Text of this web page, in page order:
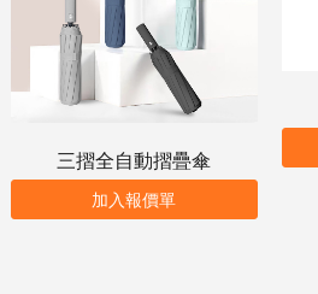
三摺全自動摺疊傘
加入報價單